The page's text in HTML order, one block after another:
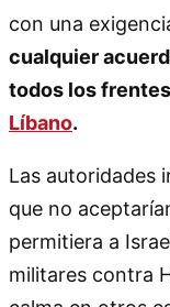
con una
cualquier
todos los
Líbano.
Las autoridades
que no
permitiera a
militares contra